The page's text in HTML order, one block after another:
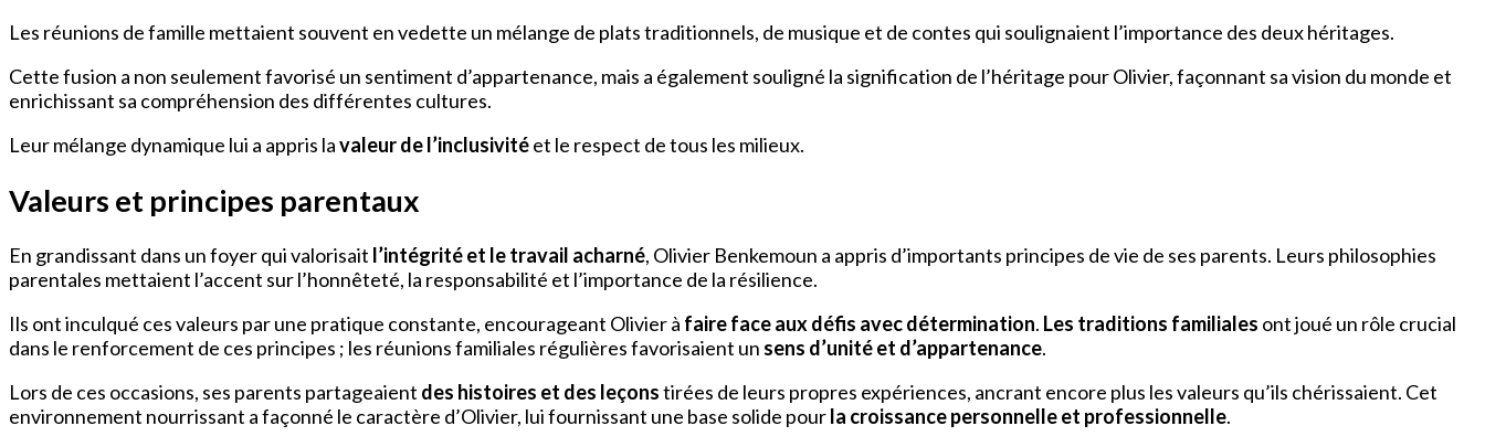
Les réunions de famille mettaient souvent en vedette un mélange de plats traditionnels, de musique et de contes qui soulignaient l’importance des deux héritages.
Cette fusion a non seulement favorisé un sentiment d’appartenance, mais a également souligné la signification de l’héritage pour Olivier, façonnant sa vision du monde et
enrichissant sa compréhension des différentes cultures.
Leur mélange dynamique lui a appris lavaleur de l’inclusivitéet le respect de tous les milieux.
Valeurs et principes parentaux
En grandissant dans un foyer qui valorisait l’intégrité et le travail acharné, Olivier Benkemoun a appris d’importants principes de vie de ses parents. Leurs philosophies
parentales mettaient l’accent sur l’honnêteté, la responsabilité et l’importance de la résilience.
Ils ont inculqué ces valeurs par une pratique constante, encourageant Olivier à faire face aux défis avec détermination. Les traditions familiales ont joué un rôle crucial
dans le renforcement de ces principes ; les réunions familiales régulières favorisaient un sens d’unité et d’appartenance.
Lors de ces occasions, ses parents partageaient des histoires et des leçonstirées de leurs propres expériences, ancrant encore plus les valeurs qu’ils chérissaient. Cet
environnement nourrissant a façonné le caractère d’Olivier, lui fournissant une base solide pourla croissance personnelle et professionnelle.